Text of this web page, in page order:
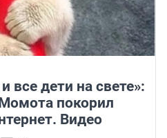
все дети на свете»:
покорил
Видео